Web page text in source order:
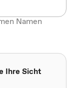
Namen
Ihre Sicht